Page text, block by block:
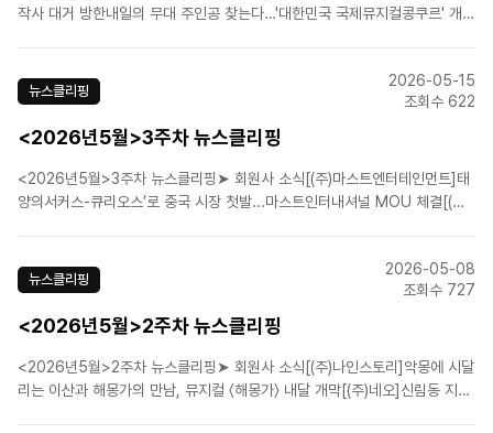
작사 대거 방한내일의 무대 주인공 찾는다…'대한민국 국제뮤지컬콩쿠르' 개
들.....
뉴스클리핑
2026-05-15
조회수 622
<2026년5월>3주차 뉴스클리핑
<2026년5월>3주차 뉴스클리핑➤ 회원사 소식[(주)마스트엔터테인먼트]태
양의서커스-큐리오스’로 중국 시장 첫발...마스트인터내셔널 MOU 체결[(주)
(주)]뮤지컬 '디어 에반 핸..
뉴스클리핑
2026-05-08
조회수 727
<2026년5월>2주차 뉴스클리핑
<2026년5월>2주차 뉴스클리핑➤ 회원사 소식[(주)나인스토리]악몽에 시달
리는 이산과 해몽가의 만남, 뮤지컬 〈해몽가〉 내달 개막[(주)네오]신림동 지하